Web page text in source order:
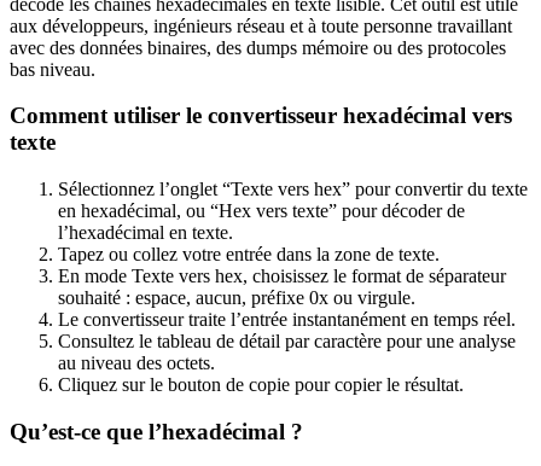
aux développeurs, ingénieurs réseau et à toute personne travaillant
avec des données binaires, des dumps mémoire ou des protocoles
bas niveau.
Comment utiliser le convertisseur hexadécimal vers
texte
Sélectionnez l’onglet “Texte vers hex” pour convertir du texte
en hexadécimal, ou “Hex vers texte” pour décoder de
l’hexadécimal en texte.
Tapez ou collez votre entrée dans la zone de texte.
En mode Texte vers hex, choisissez le format de séparateur
souhaité : espace, aucun, préfixe 0x ou virgule.
Le convertisseur traite l’entrée instantanément en temps réel.
Consultez le tableau de détail par caractère pour une analyse
au niveau des octets.
Cliquez sur le bouton de copie pour copier le résultat.
Qu’est-ce que l’hexadécimal ?